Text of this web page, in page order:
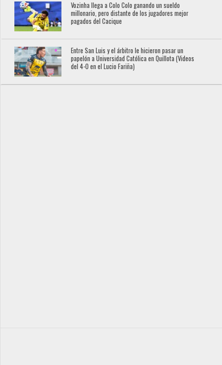
Vozinha llega a Colo Colo ganando un sueldo
millonario, pero distante de los jugadores mejor
pagados del Cacique
Entre San Luis y el árbitro le hicieron pasar un
papelón a Universidad Católica en Quillota (Videos
del 4-0 en el Lucio Fariña)